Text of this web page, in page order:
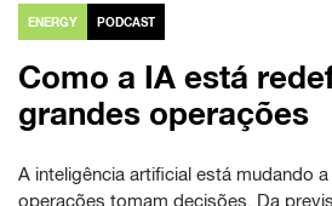
ENERGY PODCAST
Como a IA está
grandes operações
A inteligência artificial está mudando
operações tomam decisões. Da